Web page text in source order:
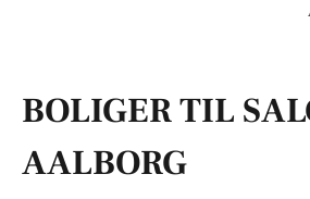
BOLIGER TIL
AALBORG